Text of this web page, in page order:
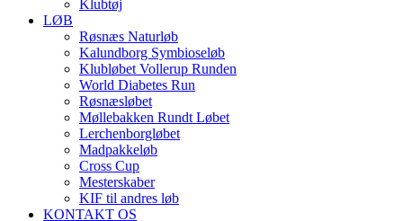
Klubtøj
LØB
Røsnæs Naturløb
Kalundborg Symbioseløb
Klubløbet Vollerup Runden
World Diabetes Run
Røsnæsløbet
Møllebakken Rundt Løbet
Lerchenborgløbet
Madpakkeløb
Cross Cup
Mesterskaber
KIF til andres løb
KONTAKT OS